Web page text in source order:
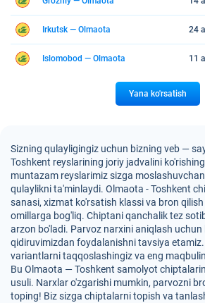
Irkutsk — Olmaota 24
Islomobod — Olmaota 11
Yana ko'rsatish
Sizning qulayligingiz uchun bizning veb —
Toshkent reyslarining joriy jadvalini
muntazam reyslarimiz sizga
qulaylikni ta'minlaydi. Olmaota - Toshkent
sanasi, xizmat ko'rsatish klassi va bron
omillarga bog'liq. Chiptani qanchalik tez
arzon bo'ladi. Parvoz narxini aniqlash
qidiruvimizdan foydalanishni tavsiya
variantlarni taqqoslashingiz va eng
Bu Olmaota — Toshkent samolyot
usuli. Narxlar o'zgarishi mumkin, parvozni
toping! Biz sizga chiptalarni topish va